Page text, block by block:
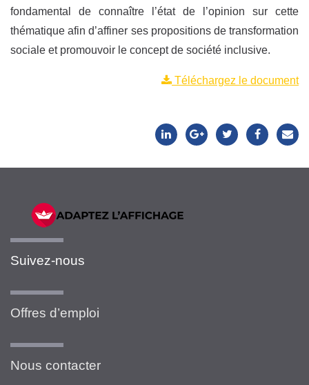
fondamental de connaître l’état de l’opinion sur cette
thématique afin d’affiner ses propositions de transformation
sociale et promouvoir le concept de société inclusive.
Téléchargez le document
Suivez-nous
Offres d’emploi
Nous contacter